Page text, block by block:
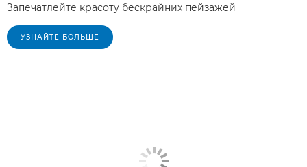
Запечатлейте красоту бескрайних пейзажей
УЗНАЙТЕ БОЛЬШЕ